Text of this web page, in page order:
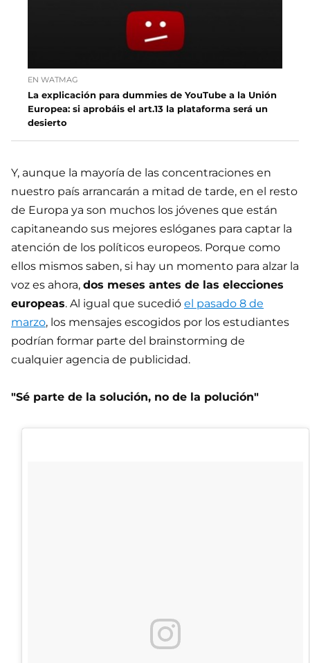
EN WATMAG
La explicación para dummies de YouTube a la Unión
Europea: si aprobáis el art.13 la plataforma será un
desierto
Y, aunque la mayoría de las concentraciones en
nuestro país arrancarán a mitad de tarde, en el resto
de Europa ya son muchos los jóvenes que están
capitaneando sus mejores eslóganes para captar la
atención de los políticos europeos. Porque como
ellos mismos saben, si hay un momento para alzar la
voz es ahora, dos meses antes de las elecciones
europeas. Al igual que sucedió el pasado 8 de
marzo, los mensajes escogidos por los estudiantes
podrían formar parte del brainstorming de
cualquier agencia de publicidad.
"Sé parte de la solución, no de la polución"